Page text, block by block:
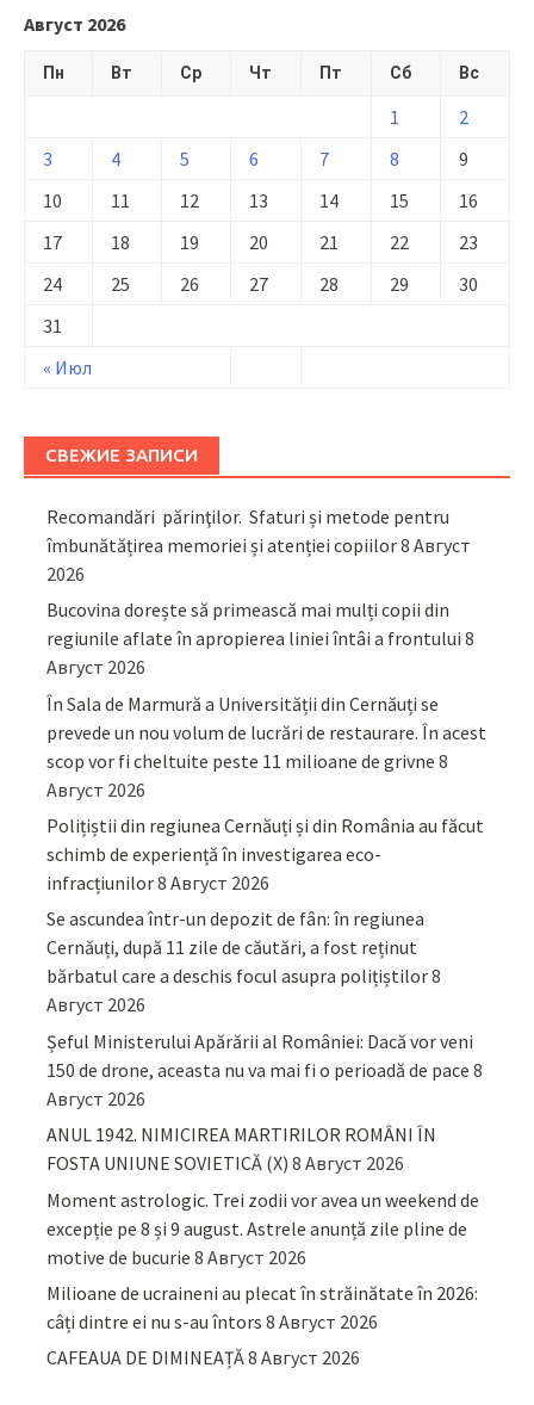
Август 2026
Пн Вт Ср Чт Пт Сб Вс
« Июл
1
2
3
4 5 6 7 8
9
10
11 12 13 14 15
16
17
18 19 20 21 22
23
24
25 26 27 28 29
30
31
СВЕЖИЕ ЗАПИСИ
Recomandări părinţilor. Sfaturi și metode pentru
îmbunătățirea memoriei și atenției copiilor8 Август
2026
Bucovina dorește să primească mai mulți copii din
regiunile aflate în apropierea liniei întâi a frontului 8
Август 2026
În Sala de Marmură a Universității din Cernăuți se
prevede un nou volum de lucrări de restaurare. În acest
scop vor fi cheltuite peste 11 milioane de grivne 8
Август 2026
Polițiștii din regiunea Cernăuți și din România au făcut
schimb de experiență în investigarea eco-
infracțiunilor8 Август 2026
Se ascundea într-un depozit de fân: în regiunea
Cernăuți, după 11 zile de căutări, a fost reținut
bărbatul care a deschis focul asupra polițiștilor8
Август 2026
Șeful Ministerului Apărării al României: Dacă vor veni
150 de drone, aceasta nu va mai fi o perioadă de pace 8
Август 2026
ANUL 1942. NIMICIREA MARTIRILOR ROMÂNI ÎN
FOSTA UNIUNE SOVIETICĂ (X) 8 Август 2026
Moment astrologic. Trei zodii vor avea un weekend de
excepție pe 8 și 9 august. Astrele anunță zile pline de
motive de bucurie 8 Август 2026
Milioane de ucraineni au plecat în străinătate în 2026:
câți dintre ei nu s-au întors 8 Август 2026
CAFEAUA DE DIMINEAȚĂ8 Август 2026